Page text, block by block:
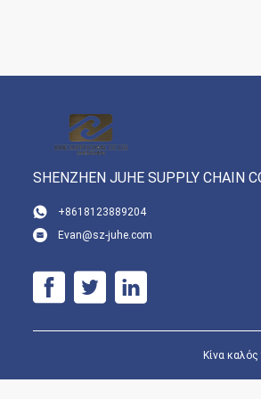
SHENZHEN JUHE SUPPLY CHAIN
+8618123889204
Evan@sz-juhe.com
Κίνα